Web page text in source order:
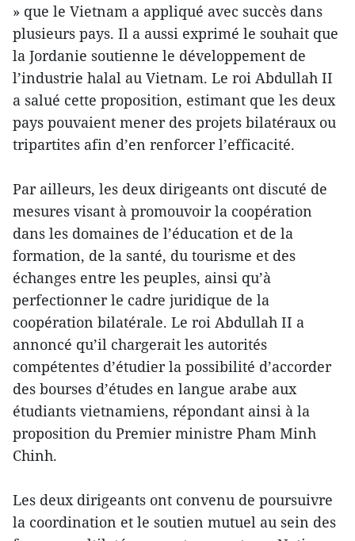
» que le Vietnam a appliqué avec succès dans
plusieurs pays. Il a aussi exprimé le souhait que
la Jordanie soutienne le développement de
l’industrie halal au Vietnam. Le roi Abdullah II
a salué cette proposition, estimant que les deux
pays pouvaient mener des projets bilatéraux ou
tripartites afin d’en renforcer l’efficacité.
Par ailleurs, les deux dirigeants ont discuté de
mesures visant à promouvoir la coopération
dans les domaines de l’éducation et de la
formation, de la santé, du tourisme et des
échanges entre les peuples, ainsi qu’à
perfectionner le cadre juridique de la
coopération bilatérale. Le roi Abdullah II a
annoncé qu’il chargerait les autorités
compétentes d’étudier la possibilité d’accorder
des bourses d’études en langue arabe aux
étudiants vietnamiens, répondant ainsi à la
proposition du Premier ministre Pham Minh
Chinh.
Les deux dirigeants ont convenu de poursuivre
la coordination et le soutien mutuel au sein des